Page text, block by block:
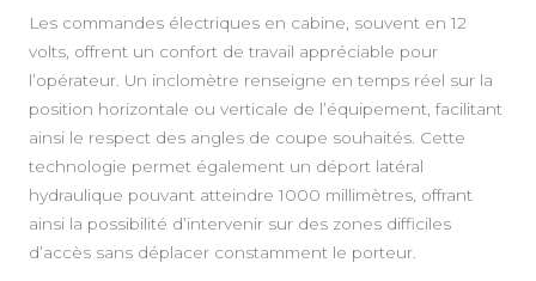
Les commandes électriques en cabine, souvent en 12
volts, offrent un confort de travail appréciable pour
l’opérateur. Un inclomètre renseigne en temps réel sur la
position horizontale ou verticale de l’équipement, facilitant
ainsi le respect des angles de coupe souhaités. Cette
technologie permet également un déport latéral
hydraulique pouvant atteindre 1000 millimètres, offrant
ainsi la possibilité d’intervenir sur des zones difficiles
d’accès sans déplacer constamment le porteur.